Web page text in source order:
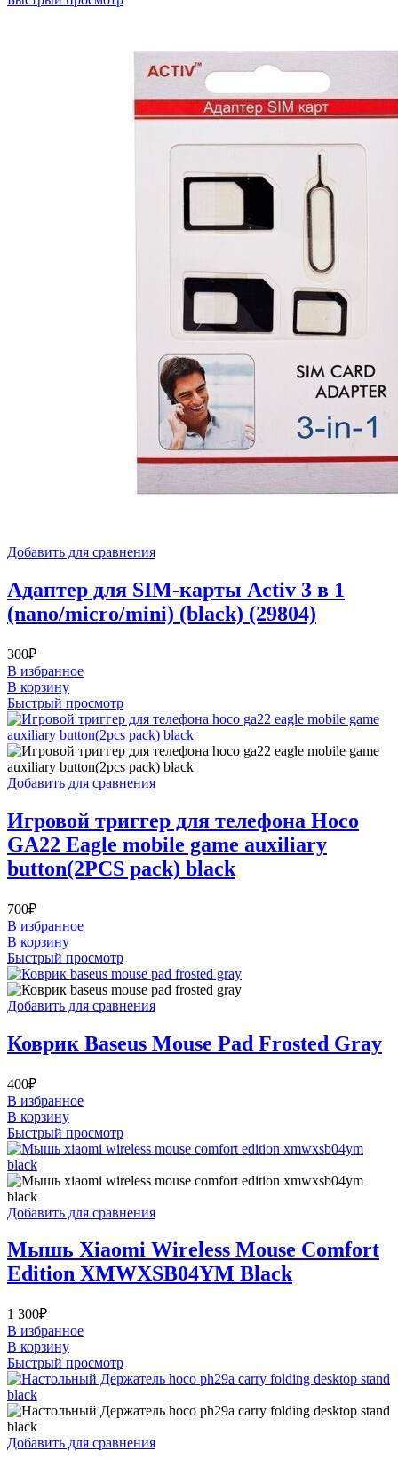
Добавить для сравнения
Адаптер для SIM-карты Activ 3 в 1
(nano/micro/mini) (black) (29804)
300₽
В избранное
В корзину
Быстрый просмотр
Добавить для сравнения
Игровой триггер для телефона Hoco
GA22 Eagle mobile game auxiliary
button(2PCS pack) black
700₽
В избранное
В корзину
Быстрый просмотр
Добавить для сравнения
Коврик Baseus Mouse Pad Frosted Gray
400₽
В избранное
В корзину
Быстрый просмотр
Добавить для сравнения
Мышь Xiaomi Wireless Mouse Comfort
Edition XMWXSB04YM Black
1 300₽
В избранное
В корзину
Быстрый просмотр
Добавить для сравнения